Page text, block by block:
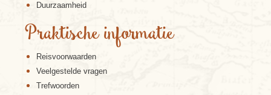
Duurzaamheid
Praktische informatie
Reisvoorwaarden
Veelgestelde vragen
Trefwoorden